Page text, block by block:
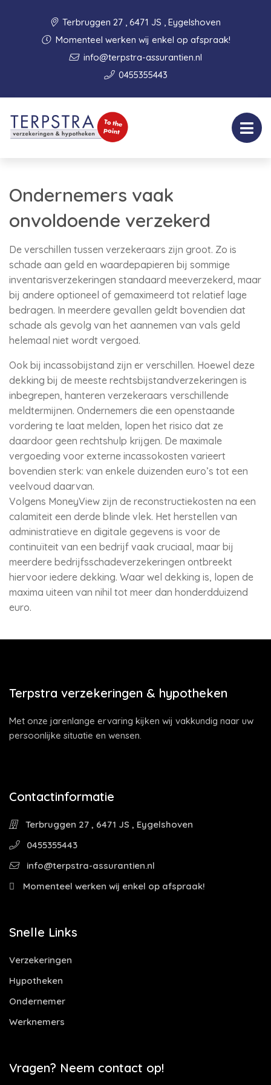
Terbruggen 27 , 6471 JS , Eygelshoven
Momenteel werken wij enkel op afspraak!
info@terpstra-assurantien.nl
0455355443
Ondernemers vaak
onvoldoende verzekerd
De verschillen tussen verzekeraars zijn groot. Zo is
schade aan geld en waardepapieren bij sommige
inventarisverzekeringen standaard meeverzekerd, maar
bij andere optioneel of gemaximeerd tot relatief lage
bedragen. In meerdere gevallen geldt bovendien dat
schade als gevolg van het aannemen van vals geld
helemaal niet wordt vergoed.
Ook bij incassobijstand zijn er verschillen. Hoewel deze
dekking bij de meeste rechtsbijstandverzekeringen is
inbegrepen, hanteren verzekeraars verschillende
meldtermijnen. Ondernemers die een openstaande
vordering te laat melden, lopen het risico dat ze
daardoor geen rechtshulp krijgen. De maximale
vergoeding voor externe incassokosten varieert
bovendien sterk: van enkele duizenden euro’s tot een
veelvoud daarvan.
Volgens MoneyView zijn de reconstructiekosten na een
calamiteit een derde blinde vlek. Het herstellen van
administratieve en digitale gegevens is voor de
continuïteit van een bedrijf vaak cruciaal, maar bij
meerdere bedrijfsschadeverzekeringen ontbreekt
hiervoor iedere dekking. Waar wel dekking is, lopen de
maxima uiteen van nihil tot meer dan honderdduizend
euro.
Terpstra verzekeringen & hypotheken
Met onze jarenlange ervaring kijken wij vakkundig naar uw
persoonlijke situatie en wensen.
Contactinformatie
Terbruggen 27 , 6471 JS , Eygelshoven
0455355443
info@terpstra-assurantien.nl
Momenteel werken wij enkel op afspraak!
Snelle Links
Verzekeringen
Hypotheken
Ondernemer
Werknemers
Vragen? Neem contact op!